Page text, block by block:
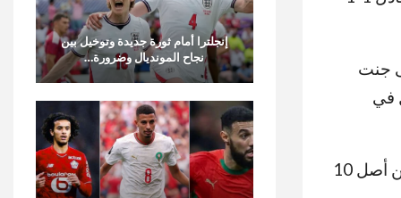
جنت
في
رغم أن وست هام يعاني في الدوري الإنجليزي الممتاز، إلا أن مآثرهم الأوروبية – فقد دخلوا هذه المباراة برصيد 10 من أصل 10
إنجلترا أمام ثورة جديدة وتوخيل بين
نجاح المونديال وضرورة…